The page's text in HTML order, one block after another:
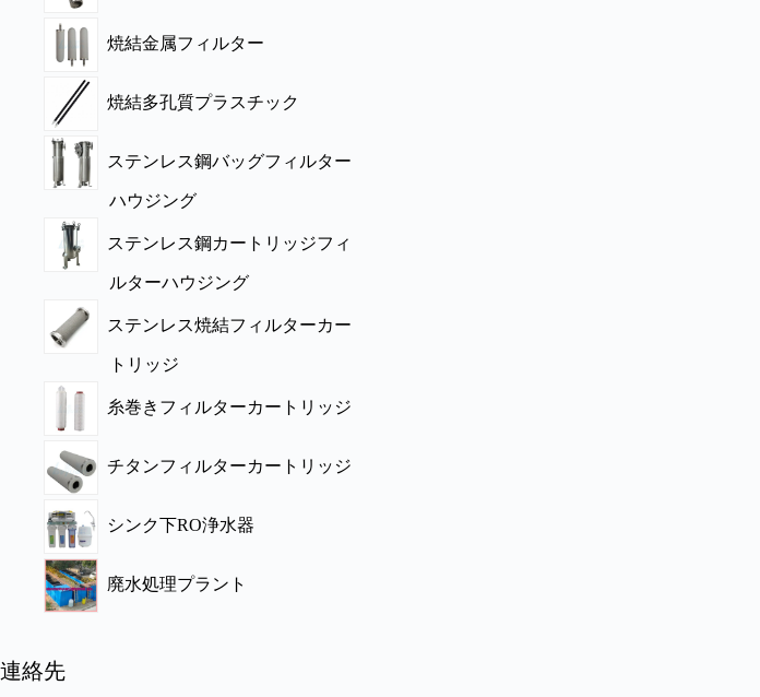
焼結金属フィルター
焼結多孔質プラスチック
ステンレス鋼バッグフィルター
ハウジング
ステンレス鋼カートリッジフィ
ルターハウジング
ステンレス焼結フィルターカー
トリッジ
糸巻きフィルターカートリッジ
チタンフィルターカートリッジ
シンク下RO浄水器
廃水処理プラント
連絡先